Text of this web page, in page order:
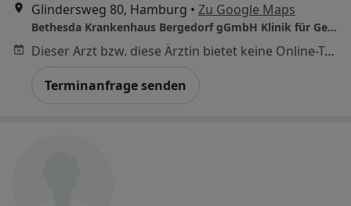
Glindersweg 80, Hamburg • Zu Google Maps
Bethesda Krankenhaus Bergedorf gGmbH Klinik für Geriatrie
Dieser Arzt bzw. diese Ärztin bietet keine Online-Terminbuchung an diesem Standort an.
Terminanfrage senden